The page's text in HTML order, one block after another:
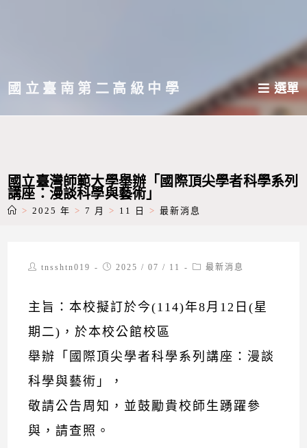
主國立臺南第二高級中學 選單
國立臺灣師範大學舉辦「國際頂尖學者科學系列
講座：漫談科學與藝術」
> 2025 年 > 7 月 > 11 日 > 最新消息
Posttnsshtn019
Post2025 / 07 / 11
Post最新消息
主旨：本校擬訂於今(114)年8月12日(星
期二)，於本校公館校區
舉辦「國際頂尖學者科學系列講座：漫談
科學與藝術」，
敬請公告周知，並鼓勵貴校師生踴躍參
與，請查照。